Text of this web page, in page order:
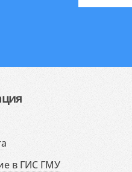
в ГИС ГМУ